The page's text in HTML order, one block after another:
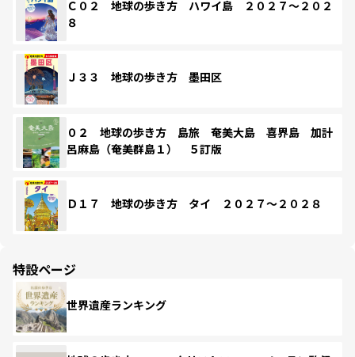
Ｃ０２ 地球の歩き方 ハワイ島 ２０２７～２０２
８
Ｊ３３ 地球の歩き方 墨田区
０２ 地球の歩き方 島旅 奄美大島 喜界島 加計
呂麻島（奄美群島１） ５訂版
Ｄ１７ 地球の歩き方 タイ ２０２７～２０２８
特設ページ
世界遺産ランキング